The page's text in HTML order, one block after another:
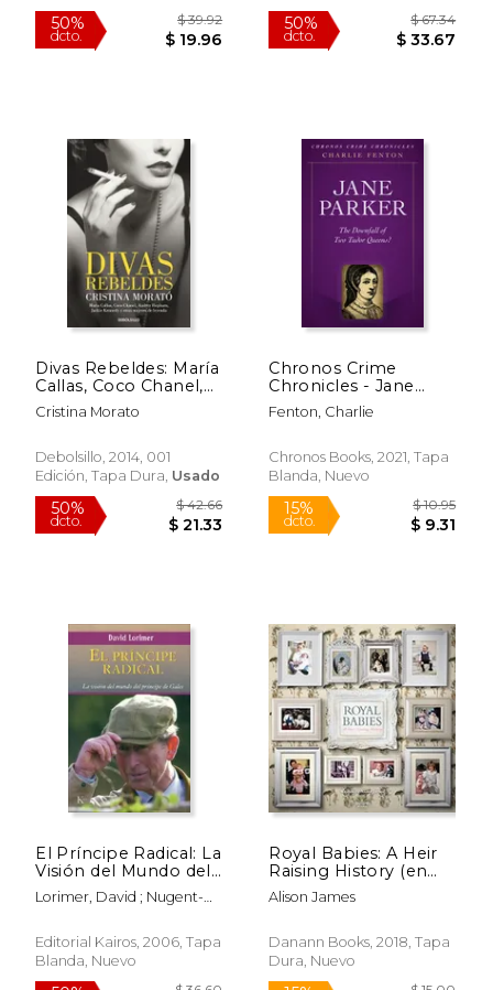
15%
dcto. $ 23.76
15%
dcto.
86% 15%
dcto. $
Divas Rebeldes: María
Callas, Coco Chanel,
Audrey Hepburn,
Jackie Kennedy y
(Campañas)
Cristina Morato
Debolsillo, 2014, 001
Edición, Tapa Dura, Usado
Chronos Crime
Chronicles - Jane
Parker: The Downfall
of Two Tudor
Fenton, Charlie
Chronos Books, 2021, Tapa
Blanda, Nuevo
El Príncipe Radical: La
Visión del Mundo del
Príncipe de Gales
Lorimer, David ; Nugent-
Editorial Kairos, 2006, Tapa
Blanda, Nuevo
Royal Babies: A Heir
Raising History (en
Inglés)
Alison James
Danann Books, 2018, Tapa
Dura, Nuevo